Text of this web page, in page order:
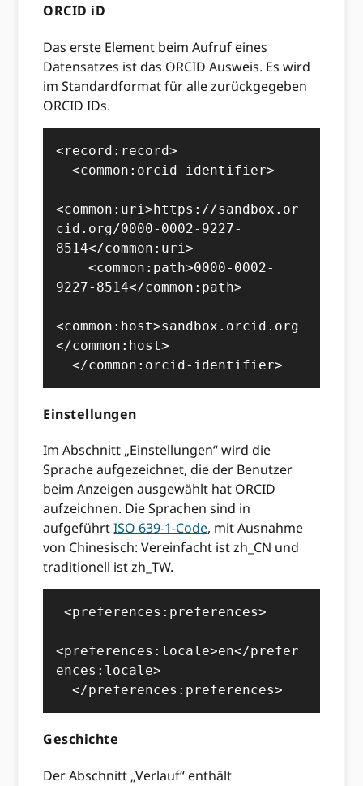
ORCID iD
Das erste Element beim Aufruf eines
Datensatzes ist das ORCID Ausweis. Es wird
im Standardformat für alle zurückgegeben
ORCID IDs.
<record:record>
  <common:orcid-identifier>
<common:uri>https://sandbox.or
cid.org/0000-0002-9227-
8514</common:uri>
    <common:path>0000-0002-
9227-8514</common:path>
<common:host>sandbox.orcid.org
</common:host>
  </common:orcid-identifier>
Einstellungen
Im Abschnitt „Einstellungen“ wird die
Sprache aufgezeichnet, die der Benutzer
beim Anzeigen ausgewählt hat ORCID
aufzeichnen. Die Sprachen sind in
aufgeführtISO 639-1-Code, mit Ausnahme
von Chinesisch: Vereinfacht ist zh_CN und
traditionell ist zh_TW.
<preferences:preferences>
<preferences:locale>en</prefer
ences:locale>
  </preferences:preferences>
Geschichte
Der Abschnitt „Verlauf“ enthält